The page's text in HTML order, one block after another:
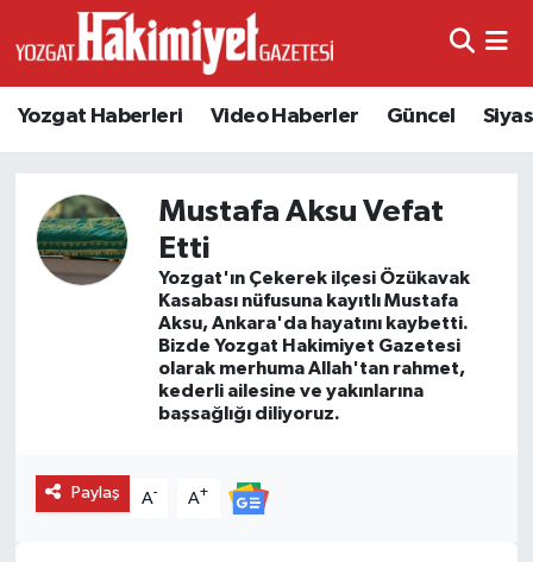
Yozgat Haberleri Video Haberler Güncel
Mustafa Aksu Vefat
Etti
Yozgat'ın Çekerek ilçesi Özükavak
Kasabası nüfusuna kayıtlı Mustafa
Aksu, Ankara'da hayatını kaybetti.
Bizde Yozgat Hakimiyet Gazetesi
olarak merhuma Allah'tan rahmet,
kederli ailesine ve yakınlarına
başsağlığı diliyoruz.
Paylaş A- A+